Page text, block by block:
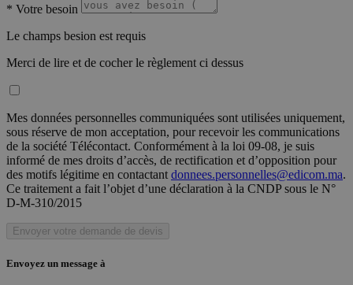
* Votre besoin
Le champs besion est requis
Merci de lire et de cocher le règlement ci dessus
Mes données personnelles communiquées sont utilisées uniquement,
sous réserve de mon acceptation, pour recevoir les communications
de la société Télécontact. Conformément à la loi 09-08, je suis
informé de mes droits d’accès, de rectification et d’opposition pour
des motifs légitime en contactant donnees.personnelles@edicom.ma.
Ce traitement a fait l’objet d’une déclaration à la CNDP sous le N°
D-M-310/2015
Envoyer votre demande de devis
Envoyez un message à